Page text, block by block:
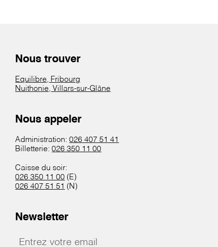
Nous trouver
Equilibre, Fribourg
Nuithonie, Villars-sur-Glâne
Nous appeler
Administration:026 407 51 41
Billetterie:026 350 11 00
Caisse du soir:
026 350 11 00 (E)
026 407 51 51 (N)
Newsletter